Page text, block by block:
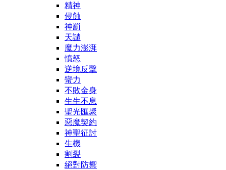
精神
侵蝕
神罰
天譴
魔力澎湃
憤怒
逆境反擊
蠻力
不敗金身
生生不息
聖光匯聚
惡魔契約
神聖征討
生機
割裂
絕對防禦